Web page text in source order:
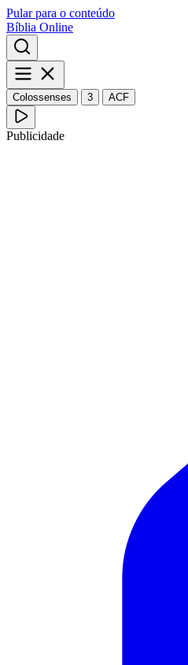
Pular para o conteúdo
Bíblia Online
Colossenses 3 ACF
Publicidade